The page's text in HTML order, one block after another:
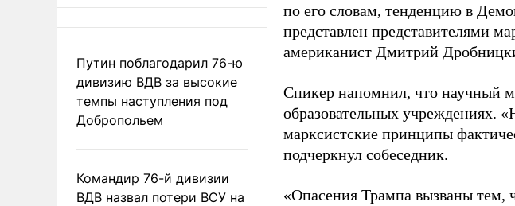
Путин поблагодарил 76-ю
дивизию ВДВ за высокие
темпы наступления под
Добропольем
Командир 76-й дивизии
ВДВ назвал потери ВСУ на
по его словам, тенденцию в
представлен представителями
американист Дмитрий
Спикер напомнил, что научный
образовательных учреждениях.
марксистские принципы
подчеркнул собеседник.
«Опасения Трампа вызваны тем,